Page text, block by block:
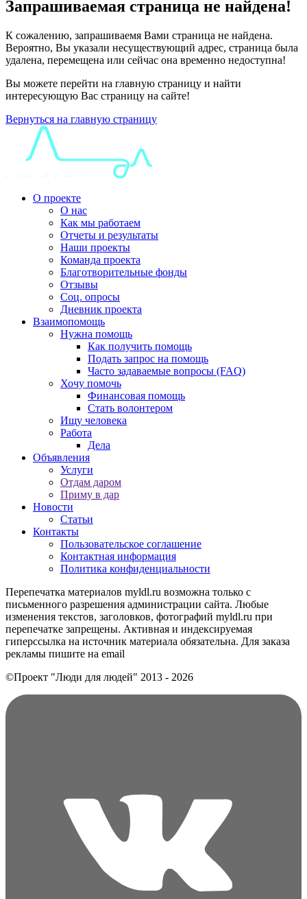
Запрашиваемая страница не найдена!
К сожалению, запрашиваемя Вами страница не найдена.
Вероятно, Вы указали несуществующий адрес, страница была
удалена, перемещена или сейчас она временно недоступна!
Вы можете перейти на главную страницу и найти
интересующую Вас страницу на сайте!
Вернуться на главную страницу
О проекте
О нас
Как мы работаем
Отчеты и результаты
Наши проекты
Команда проекта
Благотворительные фонды
Отзывы
Соц. опросы
Дневник проекта
Взаимопомощь
Нужна помощь
Как получить помощь
Подать запрос на помощь
Часто задаваемые вопросы (FAQ)
Хочу помочь
Финансовая помощь
Стать волонтером
Ищу человека
Работа
Дела
Объявления
Услуги
Отдам даром
Приму в дар
Новости
Статьи
Контакты
Пользовательское соглашение
Контактная информация
Политика конфиденциальности
Перепечатка материалов myldl.ru возможна только с
письменного разрешения администрации сайта. Любые
изменения текстов, заголовков, фотографий myldl.ru при
перепечатке запрещены. Активная и индексируемая
гиперссылка на источник материала обязательна. Для заказа
рекламы пишите на еmail
©Проект "Люди для людей" 2013 - 2026